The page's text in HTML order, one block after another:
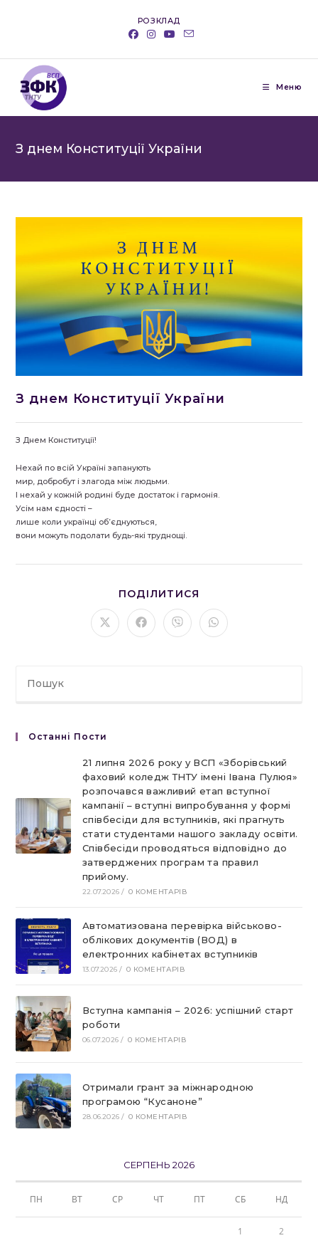
РОЗКЛАД
Меню
З днем Конституції України
З днем Конституції України
З Днем Конституції!
Нехай по всій Україні запанують
мир, добробут і злагода між людьми.
І нехай у кожній родині буде достаток і гармонія.
Усім нам єдності –
лише коли українці об’єднуються,
вони можуть подолати будь-які труднощі.
ПОДІЛИТИСЯ
ЦИМ
ВМІСТОМ
Відкрити
в
Відкрити
в
Відкрити
в
Відкрити
в
Останні Пости
21 липня 2026 року у ВСП «Зборівський
фаховий коледж ТНТУ імені Івана Пулюя»
розпочався важливий етап вступної
кампанії – вступні випробування у формі
співбесіди для вступників, які прагнуть
стати студентами нашого закладу освіти.
Співбесіди проводяться відповідно до
затверджених програм та правил
прийому.
22.07.2026 / 0 КОМЕНТАРІВ
Автоматизована перевірка військово-
облікових документів (ВОД) в
електронних кабінетах вступників
13.07.2026 / 0 КОМЕНТАРІВ
Вступна кампанія – 2026: успішний старт
роботи
06.07.2026 / 0 КОМЕНТАРІВ
Отримали грант за міжнародною
програмою “Кусаноне”
28.06.2026 / 0 КОМЕНТАРІВ
СЕРПЕНЬ 2026
ПН ВТ СР ЧТ ПТ СБ НД
1 2